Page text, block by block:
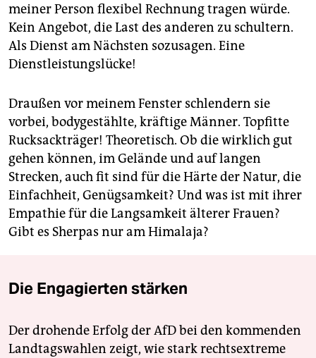
meiner Person flexibel Rechnung tragen würde.
Kein Angebot, die Last des anderen zu schultern.
Als Dienst am Nächsten sozusagen. Eine
Dienstleistungslücke!
Draußen vor meinem Fenster schlendern sie
vorbei, bodygestählte, kräftige Männer. Topfitte
Rucksackträger! Theoretisch. Ob die wirklich gut
gehen können, im Gelände und auf langen
Strecken, auch fit sind für die Härte der Natur, die
Einfachheit, Genügsamkeit? Und was ist mit ihrer
Empathie für die Langsamkeit älterer Frauen?
Gibt es Sherpas nur am Himalaja?
Die Engagierten stärken
Der drohende Erfolg der AfD bei den kommenden
Landtagswahlen zeigt, wie stark rechtsextreme